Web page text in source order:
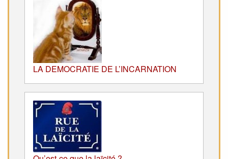
LA DEMOCRATIE DE L’INCARNATION